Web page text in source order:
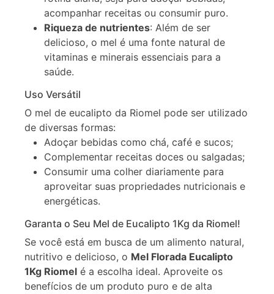
acompanhar receitas ou consumir puro.
Riqueza de nutrientes: Além de ser
delicioso, o mel é uma fonte natural de
vitaminas e minerais essenciais para a
saúde.
Uso Versátil
O mel de eucalipto da Riomel pode ser utilizado
de diversas formas:
Adoçar bebidas como chá, café e sucos;
Complementar receitas doces ou salgadas;
Consumir uma colher diariamente para
aproveitar suas propriedades nutricionais e
energéticas.
Garanta o Seu Mel de Eucalipto 1Kg da Riomel!
Se você está em busca de um alimento natural,
nutritivo e delicioso, o Mel Florada Eucalipto
1Kg Riomel é a escolha ideal. Aproveite os
benefícios de um produto puro e de alta